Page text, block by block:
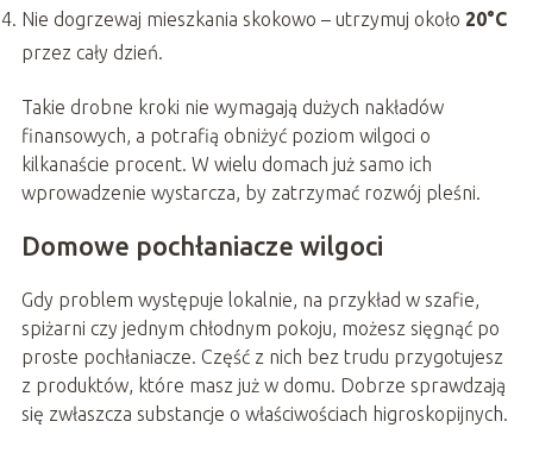
Nie dogrzewaj mieszkania skokowo – utrzymuj około 20°C
przez cały dzień.
Takie drobne kroki nie wymagają dużych nakładów
finansowych, a potrafią obniżyć poziom wilgoci o
kilkanaście procent. W wielu domach już samo ich
wprowadzenie wystarcza, by zatrzymać rozwój pleśni.
Domowe pochłaniacze wilgoci
Gdy problem występuje lokalnie, na przykład w szafie,
spiżarni czy jednym chłodnym pokoju, możesz sięgnąć po
proste pochłaniacze. Część z nich bez trudu przygotujesz
z produktów, które masz już w domu. Dobrze sprawdzają
się zwłaszcza substancje o właściwościach higroskopijnych.